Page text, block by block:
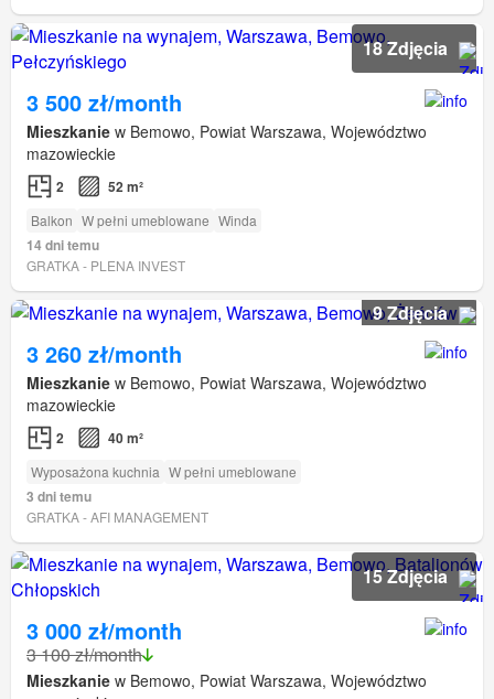
18 Zdjęcia
3 500 zł/month
Mieszkanie w Bemowo, Powiat Warszawa, Województwo
mazowieckie
2 52 m²
Balkon W pełni umeblowane Winda
14 dni temu
GRATKA - PLENA INVEST
9 Zdjęcia
3 260 zł/month
Mieszkanie w Bemowo, Powiat Warszawa, Województwo
mazowieckie
2 40 m²
Wyposażona kuchnia W pełni umeblowane
3 dni temu
GRATKA - AFI MANAGEMENT
15 Zdjęcia
3 000 zł/month
3 100 zł/month
Mieszkanie w Bemowo, Powiat Warszawa, Województwo